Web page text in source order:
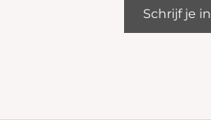
Schrijf je in